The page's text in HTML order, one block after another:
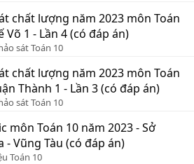
chất lượng năm 2023 môn Toán
Võ 1 - Lần 4 (có đáp án)
sát Toán 10
chất lượng năm 2023 môn Toán
Thành 1 - Lần 3 (có đáp án)
sát Toán 10
môn Toán 10 năm 2023 - Sở
- Vũng Tàu (có đáp án)
Toán 10